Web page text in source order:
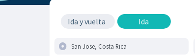
Ida y vuelta Ida